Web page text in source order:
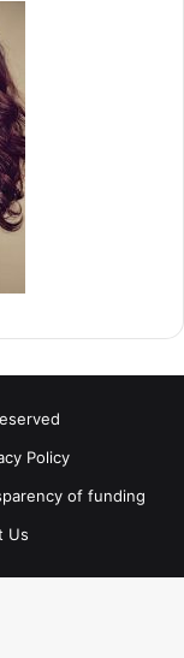
Policy
of funding
Us